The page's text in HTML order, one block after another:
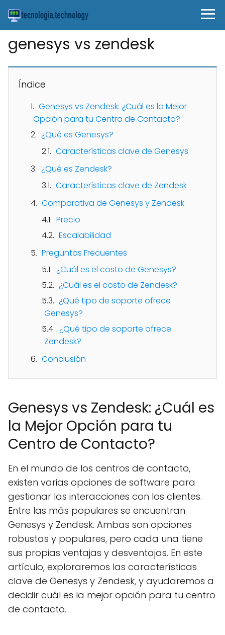
genesys vs zendesk
Índice
Genesys vs Zendesk: ¿Cuál es la Mejor
Opción para tu Centro de Contacto?
¿Qué es Genesys?
Características clave de Genesys
¿Qué es Zendesk?
Características clave de Zendesk
Comparativa de Genesys y Zendesk
Precio
Escalabilidad
Preguntas Frecuentes
¿Cuál es el costo de Genesys?
¿Cuál es el costo de Zendesk?
¿Qué tipo de soporte ofrece
Genesys?
¿Qué tipo de soporte ofrece
Zendesk?
Conclusión
Genesys vs Zendesk: ¿Cuál es
la Mejor Opción para tu
Centro de Contacto?
En el mundo de los centros de contacto,
existen varias opciones de software para
gestionar las interacciones con los clientes.
Entre las más populares se encuentran
Genesys y Zendesk. Ambas son opciones
robustas y populares, pero cada una tiene
sus propias ventajas y desventajas. En este
artículo, exploraremos las características
clave de Genesys y Zendesk, y ayudaremos a
decidir cuál es la mejor opción para tu centro
de contacto.